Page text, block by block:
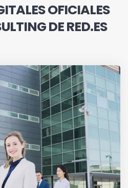
OFICIALES
DE RED.ES